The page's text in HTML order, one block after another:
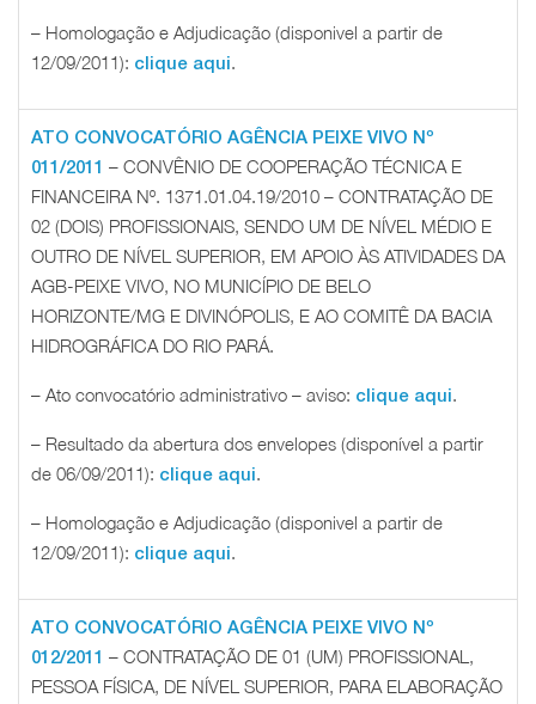
– Homologação e Adjudicação (disponivel a partir de
12/09/2011): clique aqui.
ATO CONVOCATÓRIO AGÊNCIA PEIXE VIVO Nº
011/2011 – CONVÊNIO DE COOPERAÇÃO TÉCNICA E
FINANCEIRA Nº. 1371.01.04.19/2010 – CONTRATAÇÃO DE
02 (DOIS) PROFISSIONAIS, SENDO UM DE NÍVEL MÉDIO E
OUTRO DE NÍVEL SUPERIOR, EM APOIO ÀS ATIVIDADES DA
AGB-PEIXE VIVO, NO MUNICÍPIO DE BELO
HORIZONTE/MG E DIVINÓPOLIS, E AO COMITÊ DA BACIA
HIDROGRÁFICA DO RIO PARÁ.
– Ato convocatório administrativo – aviso: clique aqui.
– Resultado da abertura dos envelopes (disponível a partir
de 06/09/2011): clique aqui.
– Homologação e Adjudicação (disponivel a partir de
12/09/2011): clique aqui.
ATO CONVOCATÓRIO AGÊNCIA PEIXE VIVO Nº
012/2011 – CONTRATAÇÃO DE 01 (UM) PROFISSIONAL,
PESSOA FÍSICA, DE NÍVEL SUPERIOR, PARA ELABORAÇÃO